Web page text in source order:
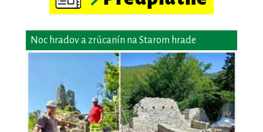
Noc hradov a zrúcanín na Starom hrade